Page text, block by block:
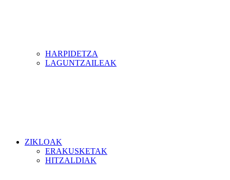
HARPIDETZA
LAGUNTZAILEAK
ZIKLOAK
ERAKUSKETAK
HITZALDIAK